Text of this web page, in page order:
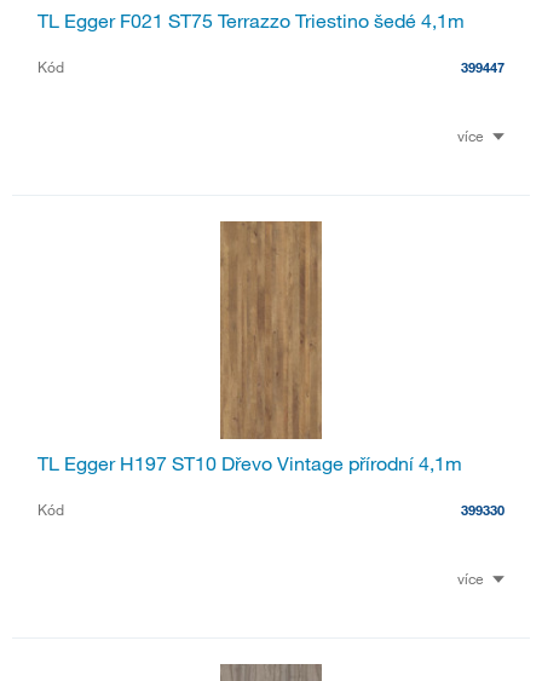
TL Egger F021 ST75 Terrazzo Triestino šedé 4,1m
Kód 399447
více
TL Egger H197 ST10 Dřevo Vintage přírodní 4,1m
Kód 399330
více